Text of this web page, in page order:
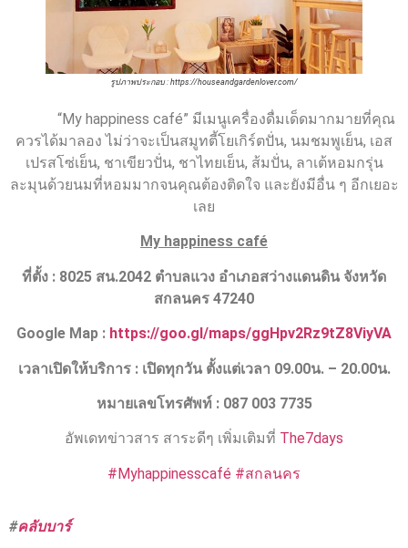
รูปภาพประกอบ : https://houseandgardenlover.com/
“My happiness café” มีเมนูเครื่องดื่มเด็ดมากมายที่คุณ
ควรได้มาลอง ไม่ว่าจะเป็นสมูทตี้โยเกิร์ตปั่น, นมชมพูเย็น, เอส
เปรสโซ่เย็น, ชาเขียวปั่น, ชาไทยเย็น, ส้มปั่น, ลาเต้หอมกรุ่น
ละมุนด้วยนมที่หอมมากจนคุณต้องติดใจ และยังมีอื่น ๆ อีกเยอะ
เลย
My happiness café
ที่ตั้ง : 8025 สน.2042 ตำบลแวง อำเภอสว่างแดนดิน จังหวัด
สกลนคร 47240
Google Map : https://goo.gl/maps/ggHpv2Rz9tZ8ViyVA
เวลาเปิดให้บริการ : เปิดทุกวัน ตั้งแต่เวลา 09.00น. – 20.00น.
หมายเลขโทรศัพท์ : 087 003 7735
อัพเดทข่าวสาร สาระดีๆ เพิ่มเติมที่ The7days
#Myhappinesscafé #สกลนคร
#คลับบาร์